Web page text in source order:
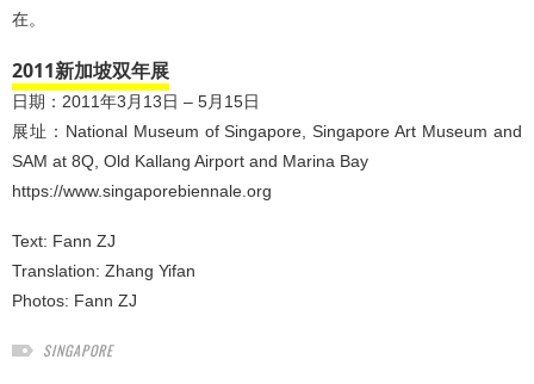
在。
2011新加坡双年展
日期：2011年3月13日 – 5月15日
展址：National Museum of Singapore, Singapore Art Museum and
SAM at 8Q, Old Kallang Airport and Marina Bay
https://www.singaporebiennale.org
Text: Fann ZJ
Translation: Zhang Yifan
Photos: Fann ZJ
SINGAPORE